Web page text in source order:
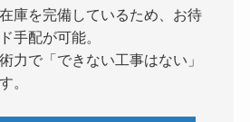
庫を完備しているため、お待
手配が可能。
力で「できない工事はない」
。